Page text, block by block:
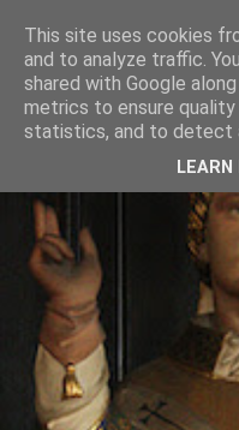
This site uses cookies
and to analyze traffic.
shared with Google
metrics to ensure
statistics, and to detect
LEARN